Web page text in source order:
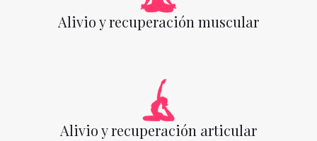
Alivio y recuperación muscular
Alivio y recuperación articular